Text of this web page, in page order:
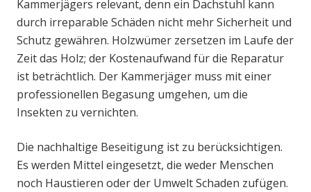
Kammerjägers relevant, denn ein Dachstuhl kann
durch irreparable Schäden nicht mehr Sicherheit und
Schutz gewähren. Holzwümer zersetzen im Laufe der
Zeit das Holz; der Kostenaufwand für die Reparatur
ist beträchtlich. Der Kammerjäger muss mit einer
professionellen Begasung umgehen, um die
Insekten zu vernichten.
Die nachhaltige Beseitigung ist zu berücksichtigen.
Es werden Mittel eingesetzt, die weder Menschen
noch Haustieren oder der Umwelt Schaden zufügen.